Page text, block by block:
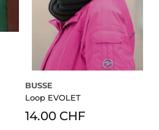
BUSSE
Loop EVOLET
14.00 CHF